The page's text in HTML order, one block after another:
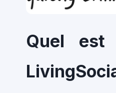
Quel est